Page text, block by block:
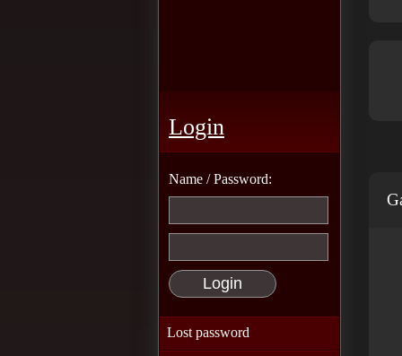
Login
Name / Password:
Lost password